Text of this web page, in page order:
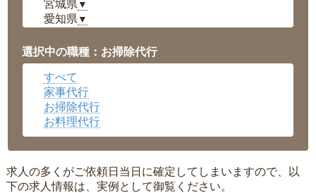
宮城県 ▼
愛知県 ▼
岡山県▼
広島県▼
沖縄県
選択中の職種：お掃除代行
すべて
家事代行
お掃除代行
お料理代行
求人の多くがご依頼日当日に確定してしまいますので、以
下の求人情報は、実例として御覧ください。